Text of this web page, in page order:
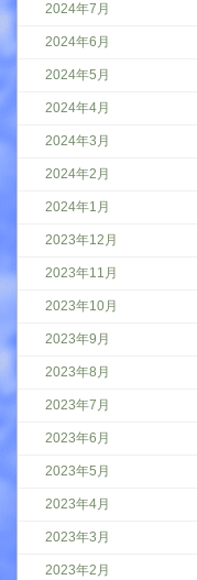
2024年7月
2024年6月
2024年5月
2024年4月
2024年3月
2024年2月
2024年1月
2023年12月
2023年11月
2023年10月
2023年9月
2023年8月
2023年7月
2023年6月
2023年5月
2023年4月
2023年3月
2023年2月